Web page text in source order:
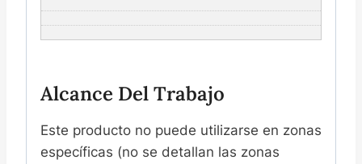
Alcance Del Trabajo
Este producto no puede utilizarse en zonas
específicas (no se detallan las zonas